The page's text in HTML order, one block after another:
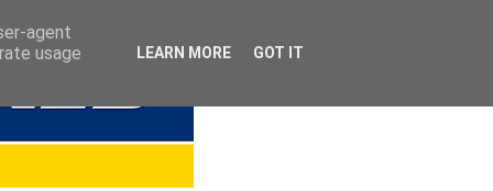
agent
usage
LEARN MORE GOT IT